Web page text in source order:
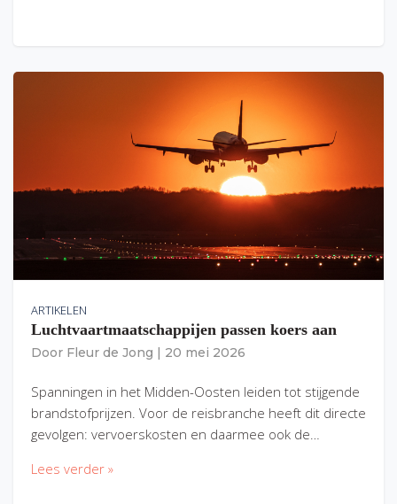
ARTIKELEN
Luchtvaartmaatschappijen passen koers aan
Door Fleur de Jong 20 mei 2026
Spanningen in het Midden-Oosten leiden tot stijgende
brandstofprijzen. Voor de reisbranche heeft dit directe
gevolgen: vervoerskosten en daarmee ook de…
Lees verder »